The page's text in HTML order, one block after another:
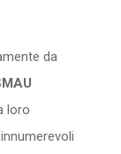
da
loro